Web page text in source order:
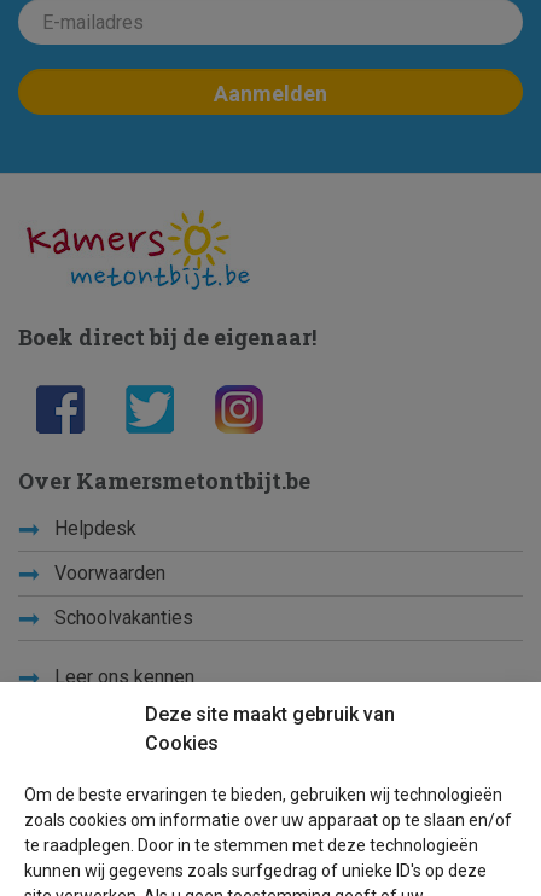
Deze site maakt gebruik van
Cookies
Om de beste ervaringen te bieden, gebruiken wij technologieën
zoals cookies om informatie over uw apparaat op te slaan en/of
te raadplegen. Door in te stemmen met deze technologieën
kunnen wij gegevens zoals surfgedrag of unieke ID's op deze
Boek direct bij de eigenaar!
Over Kamersmetontbijt.be
Helpdesk
Voorwaarden
Schoolvakanties
Leer ons kennen
Sitemap
Blog